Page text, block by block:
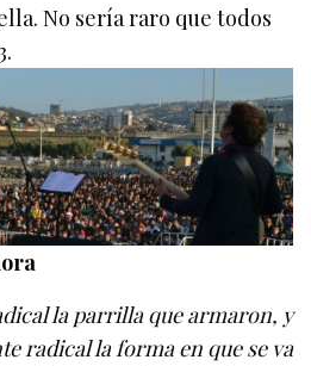
No sería raro que todos
la parrilla que armaron, y
radical la forma en que se va